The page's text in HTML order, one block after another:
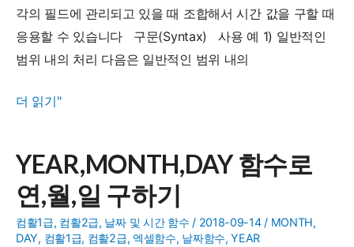
각의 필드에 관리되고 있을 때 조합해서 시간 값을 구할 때
응용할 수 있습니다 구문(Syntax) 사용 예 1) 일반적인
범위 내의 처리 다음은 일반적인 범위 내의
TIME
시,
분,
초
더 읽기"
YEAR,MONTH,DAY 함수로
연,월,일 구하기
컴활1급, 컴활2급, 날짜 및 시간 함수 / 2018-09-14 / MONTH,
DAY, 컴활1급, 컴활2급, 엑셀함수, 날짜함수,YEAR